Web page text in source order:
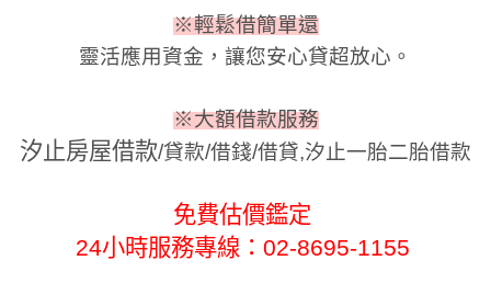
※輕鬆借簡單還
靈活應用資金，讓您安心貸超放心。
※大額借款服務
汐止房屋借款/貸款/借錢/借貸,汐止一胎二胎借款
免費估價鑑定
24小時服務專線： 02-8695-1155